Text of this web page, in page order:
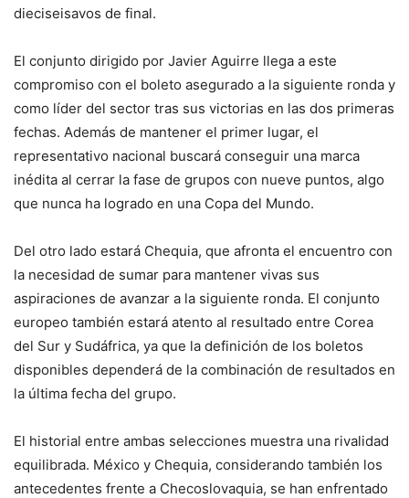
dieciseisavos de final.
El conjunto dirigido por Javier Aguirre llega a este
compromiso con el boleto asegurado a la siguiente ronda y
como líder del sector tras sus victorias en las dos primeras
fechas. Además de mantener el primer lugar, el
representativo nacional buscará conseguir una marca
inédita al cerrar la fase de grupos con nueve puntos, algo
que nunca ha logrado en una Copa del Mundo.
Del otro lado estará Chequia, que afronta el encuentro con
la necesidad de sumar para mantener vivas sus
aspiraciones de avanzar a la siguiente ronda. El conjunto
europeo también estará atento al resultado entre Corea
del Sur y Sudáfrica, ya que la definición de los boletos
disponibles dependerá de la combinación de resultados en
la última fecha del grupo.
El historial entre ambas selecciones muestra una rivalidad
equilibrada. México y Chequia, considerando también los
antecedentes frente a Checoslovaquia, se han enfrentado